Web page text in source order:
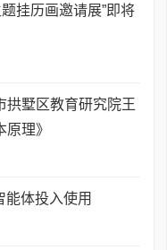
挂历画邀请展”即将
墅区教育研究院王
理》
能体投入使用